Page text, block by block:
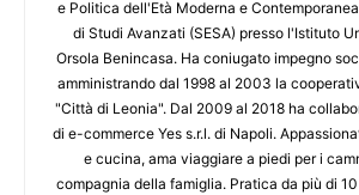
e Politica dell'Età Moderna e
di Studi Avanzati (SESA) presso l'Istituto
Orsola Benincasa. Ha coniugato impegno
amministrando dal 1998 al 2003 la
"Città di Leonia". Dal 2009 al 2018 ha
di e-commerce Yes s.r.l. di Napoli.
e cucina, ama viaggiare a piedi per i
compagnia della famiglia. Pratica da più di